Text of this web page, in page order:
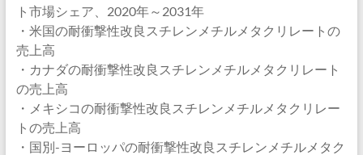
ト市場シェア、2020年～2031年
・米国の耐衝撃性改良スチレンメチルメタクリレートの
売上高
・カナダの耐衝撃性改良スチレンメチルメタクリレート
の売上高
・メキシコの耐衝撃性改良スチレンメチルメタクリレー
トの売上高
・国別-ヨーロッパの耐衝撃性改良スチレンメチルメタク